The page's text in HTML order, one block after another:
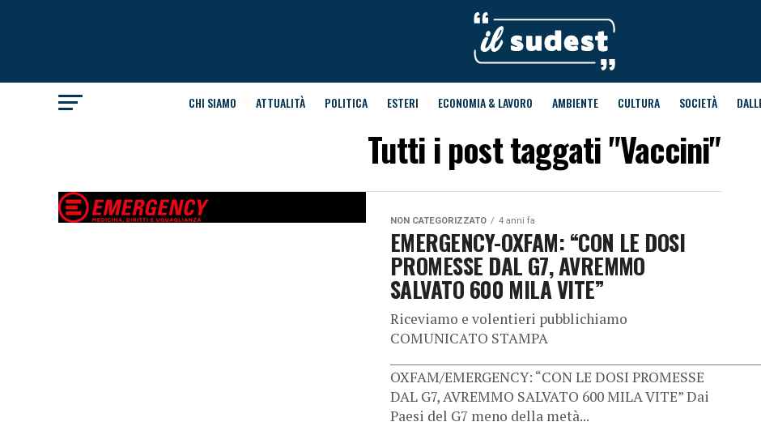
CHI SIAMO ATTUALITÀ POLITICA ESTERI ECONOMIA & LAVORO AMBIENTE CULTURA SOCIETÀ
Tutti i post taggati "Vaccini"
NON CATEGORIZZATO 4 anni fa
EMERGENCY-OXFAM: “CON LE DOSI
PROMESSE DAL G7, AVREMMO
SALVATO 600 MILA VITE”
Riceviamo e volentieri pubblichiamo
COMUNICATO STAMPA
OXFAM/EMERGENCY: “CON LE DOSI PROMESSE
DAL G7, AVREMMO SALVATO 600 MILA VITE” Dai
Paesi del G7 meno della metà...